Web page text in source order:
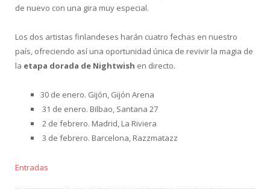
de nuevo con una gira muy especial.
Los dos artistas finlandeses harán cuatro fechas en nuestro
país, ofreciendo así una oportunidad única de revivir la magia de
la etapa dorada de Nightwish en directo.
30 de enero. Gijón, Gijón Arena
31 de enero. Bilbao, Santana 27
2 de febrero. Madrid, La Riviera
3 de febrero. Barcelona, Razzmatazz
Entradas